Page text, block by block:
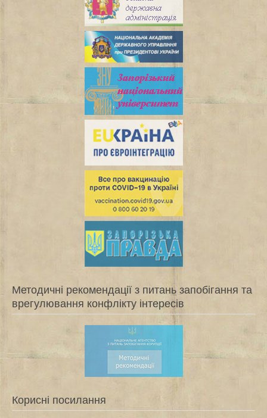
Методичні рекомендації з питань запобігання та
врегулювання конфлікту інтересів
Корисні посилання